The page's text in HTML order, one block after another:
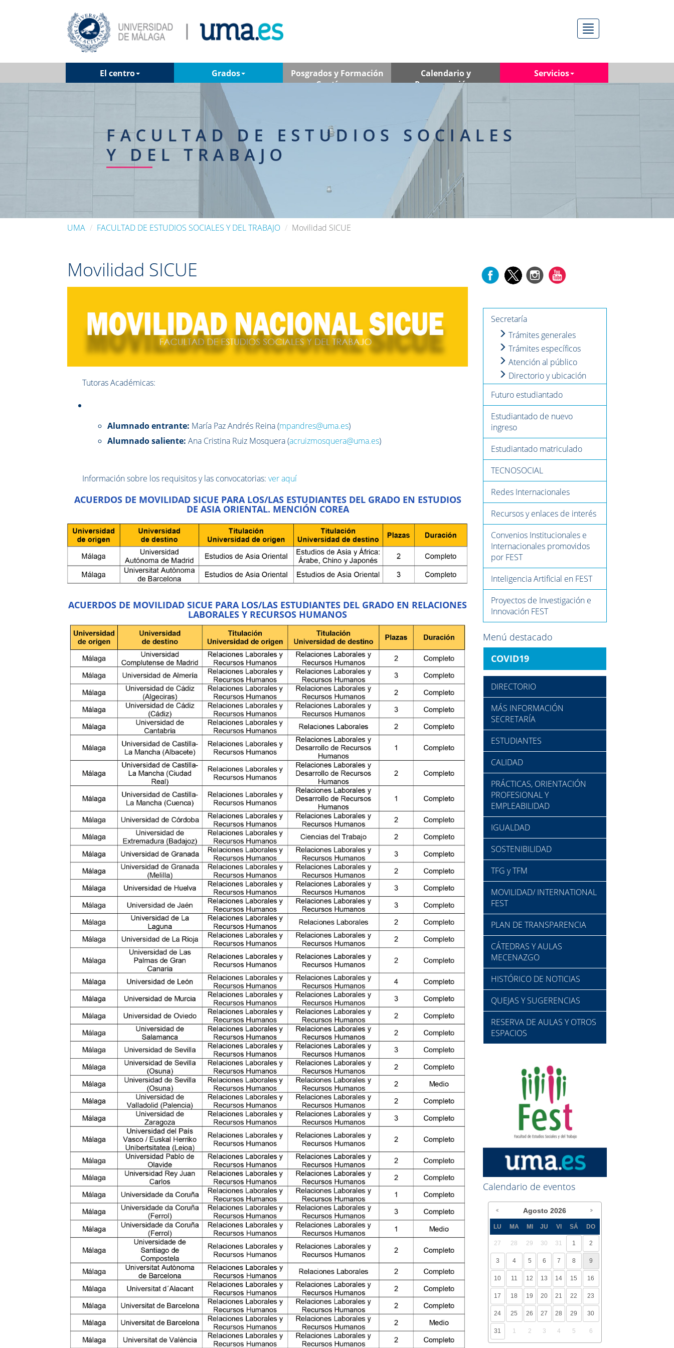
Menú
El centro Grados
Posgrados y Formación
Contínua
Calendario y
Programación
Servicios
UMA FACULTAD DE ESTUDIOS SOCIALES Y DEL TRABAJO Movilidad SICUE
Movilidad SICUE
Tutoras Académicas:
Alumnado entrante: María Paz Andrés Reina (mpandres@uma.es)
Alumnado saliente: Ana Cristina Ruiz Mosquera (acruizmosquera@uma.es)
Información sobre los requisitos y las convocatorias:ver aquí
ACUERDOS DE MOVILIDAD SICUE PARA LOS/LAS ESTUDIANTES DEL GRADO EN ESTUDIOS
DE ASIA ORIENTAL. MENCIÓN COREA
ACUERDOS DE MOVILIDAD SICUE PARA LOS/LAS ESTUDIANTES DEL GRADO EN RELACIONES
LABORALES Y RECURSOS HUMANOS
Secretaría
Trámites generales
Trámites específicos
Atención al público
Directorio y ubicación
Futuro estudiantado
Estudiantado de nuevo
ingreso
Estudiantado matriculado
TECNOSOCIAL
Redes Internacionales
Recursos y enlaces de interés
Convenios Institucionales e
Internacionales promovidos
por FEST
Inteligencia Artificial en FEST
Proyectos de Investigación e
Innovación FEST
Menú destacado
COVID19
DIRECTORIO
MÁS INFORMACIÓN
SECRETARÍA
ESTUDIANTES
CALIDAD
PRÁCTICAS, ORIENTACIÓN
PROFESIONAL Y
EMPLEABILIDAD
IGUALDAD
SOSTENIBILIDAD
TFG y TFM
MOVILIDAD/ INTERNATIONAL
FEST
PLAN DE TRANSPARENCIA
CÁTEDRAS Y AULAS
MECENAZGO
HISTÓRICO DE NOTICIAS
QUEJAS Y SUGERENCIAS
RESERVA DE AULAS Y OTROS
ESPACIOS
Calendario de eventos
Agosto 2026
LU MA MI JU VI SÁ DO
27 28 29 30 31 1 2
3 4 5 6 7 8 9
10 11 12 13 14 15 16
17 18 19 20 21 22 23
24 25 26 27 28 29 30
31 1 2 3 4 5 6